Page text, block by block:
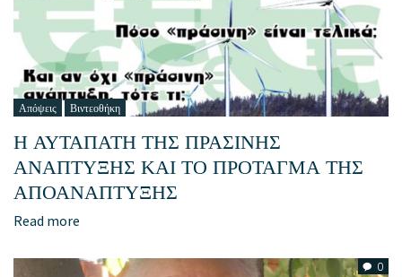
Απόψεις Βιντεοθήκη
Η ΑΥΤΑΠΑΤΗ ΤΗΣ ΠΡΑΣΙΝΗΣ
ΑΝΑΠΤΥΞΗΣ ΚΑΙ ΤΟ ΠΡΟΤΑΓΜΑ ΤΗΣ
ΑΠΟΑΝΑΠΤΥΞΗΣ
Read more
0